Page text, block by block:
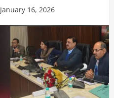
January 16, 2026